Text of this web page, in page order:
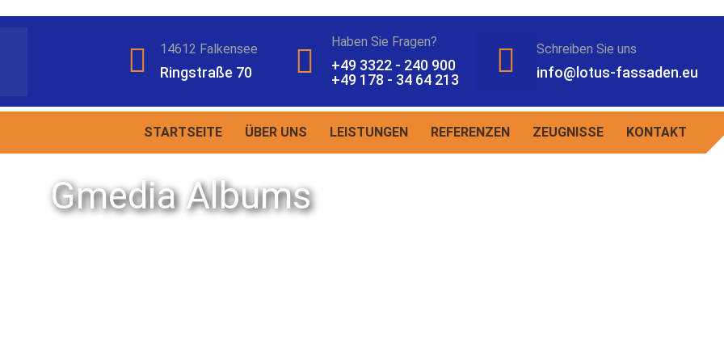
Schreiben Sie uns
info@lotus-fassaden.eu
Haben Sie Fragen?
+49 3322 - 240 900
+49 178 - 34 64 213
14612 Falkensee
Ringstraße 70
STARTSEITE ÜBER UNS LEISTUNGEN REFERENZEN ZEUGNISSE KONTAKT
Gmedia Albums